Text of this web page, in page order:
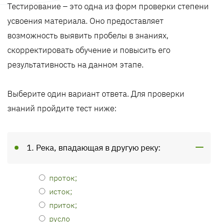
Тестирование – это одна из форм проверки степени
усвоения материала. Оно предоставляет
возможность выявить пробелы в знаниях,
скорректировать обучение и повысить его
результативность на данном этапе.
Выберите один вариант ответа. Для проверки
знаний пройдите тест ниже:
1. Река, впадающая в другую реку:
проток;
исток;
приток;
русло